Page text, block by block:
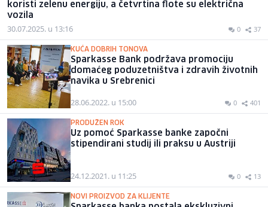
koristi zelenu energiju, a četvrtina flote su električna
vozila
30.07.2025. u 13:16 0 37
KUĆA DOBRIH TONOVA
Sparkasse Bank podržava promociju
domaćeg poduzetništva i zdravih životnih
navika u Srebrenici
28.06.2022. u 15:00 0 401
PRODUŽEN ROK
Uz pomoć Sparkasse banke započni
stipendirani studij ili praksu u Austriji
24.12.2021. u 11:25 0 13
NOVI PROIZVOD ZA KLIJENTE